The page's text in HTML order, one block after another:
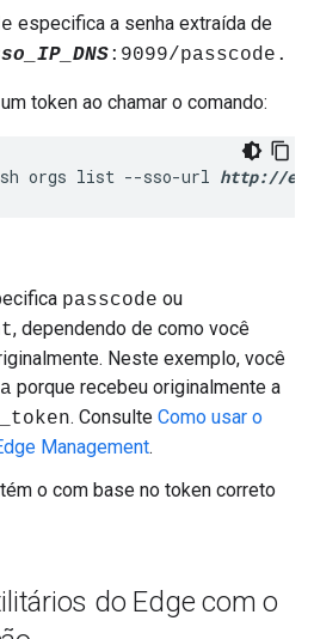
especifica a senha extraída de
:9099/passcode.
token ao chamar o comando:
orgs list --sso-url http://
passcode ou
, dependendo de como você
Neste exemplo, você
porque recebeu originalmente a
. Consulte Como usar o
Management.
o com base no token correto
do Edge com o